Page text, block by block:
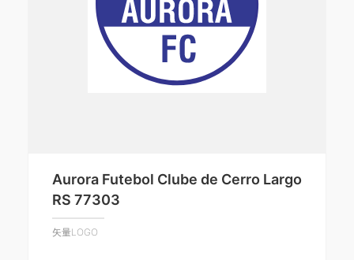
Aurora Futebol Clube de Cerro Largo
RS 77303
矢量LOGO